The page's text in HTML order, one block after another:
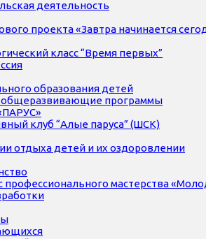
деятельность
проекта «Завтра начинается
класс “Время первых”
образования детей
программы
клуб “Алые паруса” (ШСК)
отдыха детей и их оздоровлении
профессионального мастерства